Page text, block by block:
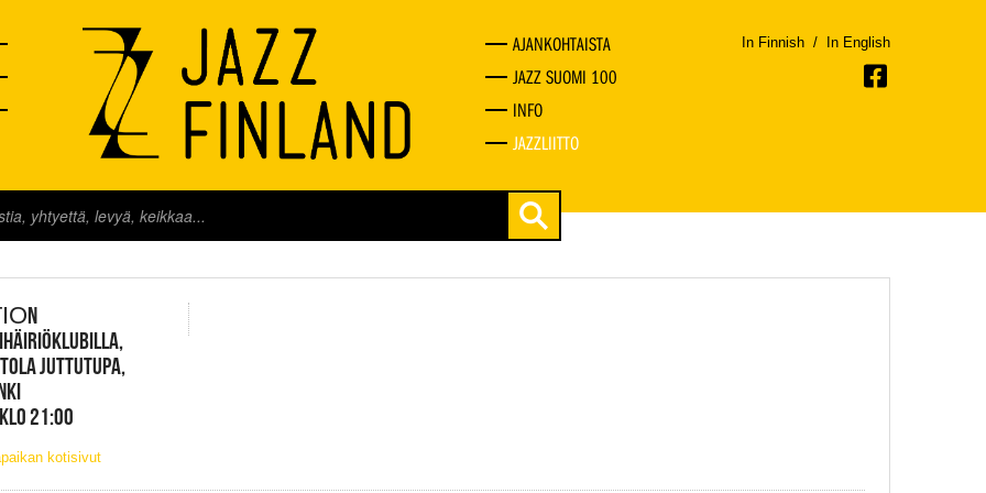
AJANKOHTAISTA
JAZZ SUOMI 100
INFO
JAZZLIITTO
In Finnish / In English
LIVE
JUTTUTUPA,
21:00
kotisivut